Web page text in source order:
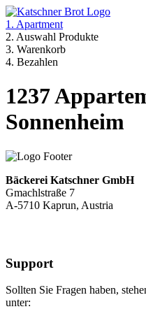
1. Apartment
2. Auswahl Produkte
3. Warenkorb
4. Bezahlen
1237
Sonnenheim
Bäckerei Katschner GmbH
Gmachlstraße 7
A-5710 Kaprun, Austria
Support
Sollten Sie Fragen haben,
unter: